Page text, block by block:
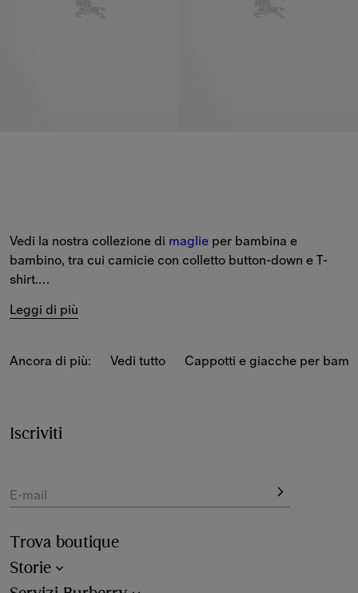
Vedi la nostra collezione di maglie per bambina e
bambino, tra cui camicie con colletto button-down e T-
shirt.
La selezione da bambino include camicie a maniche corte
nuovi motivi della stagione.
Knight Design.
Leggi di più
Ancora di più: Vedi tutto Cappotti e giacche per
Iscriviti
E-mail
Trova boutique
Storie